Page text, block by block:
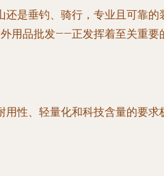
是垂钓、骑行，专业且可靠的
外用品批发——正发挥着至关重要
性、轻量化和科技含量的要求